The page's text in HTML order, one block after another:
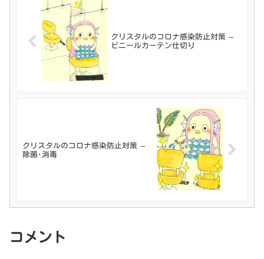
クリスタルのコロナ感染防止対策 –
ビニールカーテン仕切り
クリスタルのコロナ感染防止対策 –
除菌･消毒
コメント